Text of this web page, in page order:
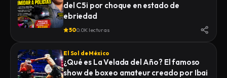
del C5i por choque en estado de
ebriedad
500.0K lecturas
El Sol de México
¿Qué es La Velada del Año? El famoso
show de boxeo amateur creado por Ibai